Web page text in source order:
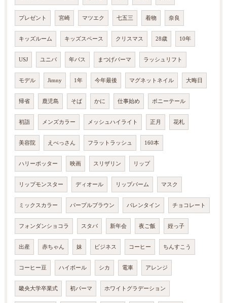
プレゼント 宮崎 マツエク 七五三 着物 奈良
キッズルーム キッズスペース クリスマス 28歳 10年
USJ ユニバ 年パス まつげパーマ ラッシュリフト
モデル Jimny 1年 今年最後 マグネットネイル 大晦日
帰省 鹿児島 そば かに 仕事始め ポニーテール
初詣 メンズカラー メッシュハイライト 正月 花札
美容院 えべっさん フラットラッシュ 160本
ハリーポッター 映画 スリザリン リップ
リップモンスター ディオール リップバーム マスク
ミックスカラー パープルブラウン バレンタイン チョコレート
フォンダンショコラ スタバ 新年会 夜ご飯 姪っ子
出産 赤ちゃん 妹 ビジネス コーヒー ちんすこう
コーヒー豆 ハイボール シカ 電車 アレンジ
畿央大学卒業式 初パーマ ホワイトグラデーション